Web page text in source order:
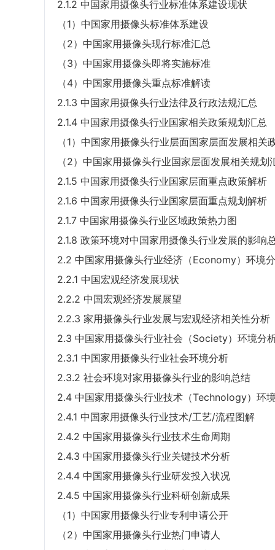
2.1.2 中国家用摄像头行业标准体系建设现状
（1）中国家用摄像头标准体系建设
（2）中国家用摄像头现行标准汇总
（3）中国家用摄像头即将实施标准
（4）中国家用摄像头重点标准解读
2.1.3 中国家用摄像头行业法律及行政法规汇总
2.1.4 中国家用摄像头行业国家相关政策规划汇总
（1）中国家用摄像头行业层面国家层面发展相关
（2）中国家用摄像头行业国家层面发展相关规划
2.1.5 中国家用摄像头行业国家层面重点政策解析
2.1.6 中国家用摄像头行业国家层面重点规划解析
2.1.7 中国家用摄像头行业区域政策热力图
2.1.8 政策环境对中国家用摄像头行业发展的影响
2.2 中国家用摄像头行业经济（Economy）环境
2.2.1 中国宏观经济发展现状
2.2.2 中国宏观经济发展展望
2.2.3 家用摄像头行业发展与宏观经济相关性分析
2.3 中国家用摄像头行业社会（Society）环境分
2.3.1 中国家用摄像头行业社会环境分析
2.3.2 社会环境对家用摄像头行业的影响总结
2.4 中国家用摄像头行业技术（Technology）环
2.4.1 中国家用摄像头行业技术/工艺/流程图解
2.4.2 中国家用摄像头行业技术生命周期
2.4.3 中国家用摄像头行业关键技术分析
2.4.4 中国家用摄像头行业研发投入状况
2.4.5 中国家用摄像头行业科研创新成果
（1）中国家用摄像头行业专利申请公开
（2）中国家用摄像头行业热门申请人